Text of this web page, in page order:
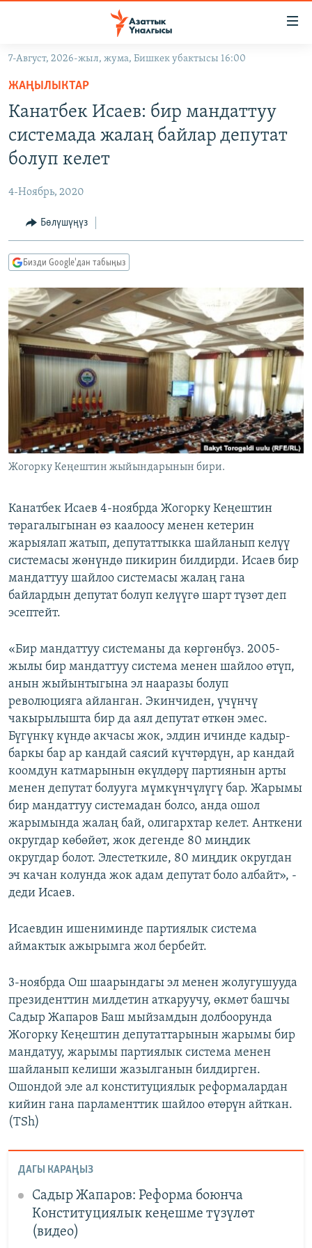
Навигацияга
өтүңүз
Издөөгө
салыңыз
КЫРГЫЗСТАН
МАДАНИЯТ
УКРАИНА
ТВ ПРОГРАММАЛАР
БҮГҮН АЗАТТЫКТА
ДАНИСТЕ
ЭЖЕ-СИҢДИЛЕР
АЗАТТЫК+
ЫҢГАЙСЫЗ СУРООЛОР
ПОДКАСТ
Русский
ОНЛАЙН ШЕРИНЕ
ЭЕ/АРнун бардык сайттары
7-Август, 2026-жыл, жума, Бишкек убактысы 16:00
ЖАҢЫЛЫКТАР
Канатбек Исаев: бир мандаттуу
системада жалаң байлар депутат
болуп келет
4-Ноябрь, 2020
Бөлүшүңүз
Бизди Google'дан табыңыз
Жогорку Кеңештин жыйындарынын бири.
Канатбек Исаев 4-ноябрда Жогорку Кеңештин
төрагалыгынан өз каалоосу менен кетерин
жарыялап жатып, депутаттыкка шайланып келүү
системасы жөнүндө пикирин билдирди. Исаев бир
мандаттуу шайлоо системасы жалаң гана
байлардын депутат болуп келүүгө шарт түзөт деп
эсептейт.
«Бир мандаттуу системаны да көргөнбүз. 2005-
жылы бир мандаттуу система менен шайлоо өтүп,
анын жыйынтыгына эл нааразы болуп
революцияга айланган. Экинчиден, үчүнчү
чакырылышта бир да аял депутат өткөн эмес.
Бүгүнкү күндө акчасы жок, элдин ичинде кадыр-
баркы бар ар кандай саясий күчтөрдүн, ар кандай
коомдун катмарынын өкүлдөрү партиянын арты
менен депутат болууга мүмкүнчүлүгү бар. Жарымы
бир мандаттуу системадан болсо, анда ошол
жарымында жалаң бай, олигархтар келет. Анткени
округдар көбөйөт, жок дегенде 80 миңдик
округдар болот. Элестеткиле, 80 миңдик округдан
эч качан колунда жок адам депутат боло албайт», -
деди Исаев.
Исаевдин ишениминде партиялык система
аймактык ажырымга жол бербейт.
3-ноябрда Ош шаарындагы эл менен жолугушууда
президенттин милдетин аткаруучу, өкмөт башчы
Садыр Жапаров Баш мыйзамдын долбоорунда
Жогорку Кеңештин депутаттарынын жарымы бир
мандатуу, жарымы партиялык система менен
шайланып келиши жазылганын билдирген.
Ошондой эле ал конституциялык реформалардан
кийин гана парламенттик шайлоо өтөрүн айткан.
(TSh)
ДАГЫ КАРАҢЫЗ
Садыр Жапаров: Реформа боюнча
Конституциялык кеңешме түзүлөт
(видео)